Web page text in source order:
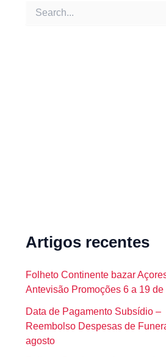
Artigos recentes
Folheto Continente bazar
Antevisão Promoções 6 a 19 de
Data de Pagamento Subsídio –
Reembolso Despesas de
agosto